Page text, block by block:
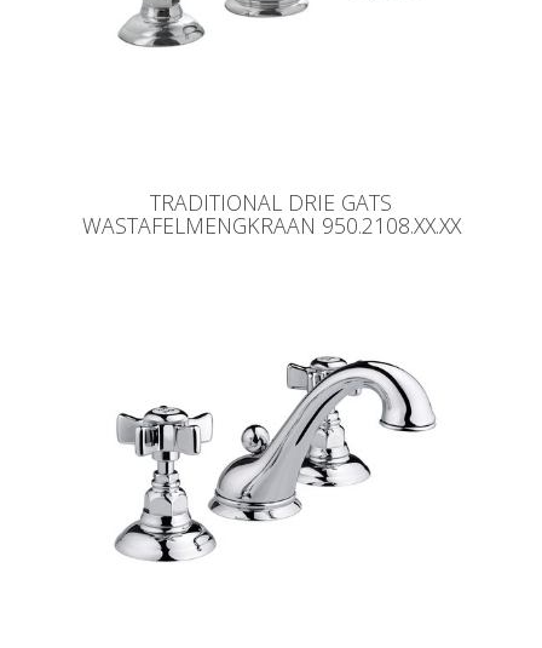
TRADITIONAL DRIE GATS
WASTAFELMENGKRAAN 950.2108.XX.XX